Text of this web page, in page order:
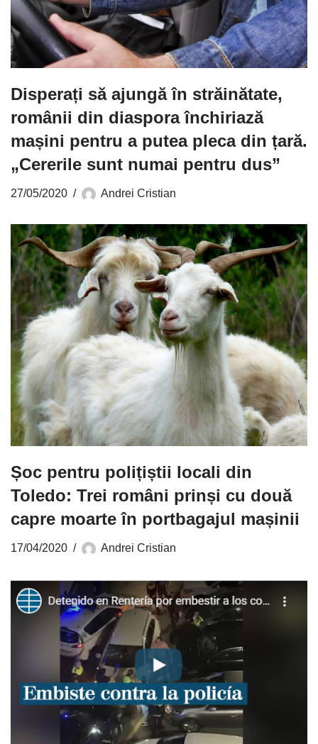
Disperați să ajungă în străinătate,
românii din diaspora închiriază
mașini pentru a putea pleca din țară.
„Cererile sunt numai pentru dus”
27/05/2020 Andrei Cristian
Șoc pentru polițiștii locali din
Toledo: Trei români prinși cu două
capre moarte în portbagajul mașinii
17/04/2020 Andrei Cristian